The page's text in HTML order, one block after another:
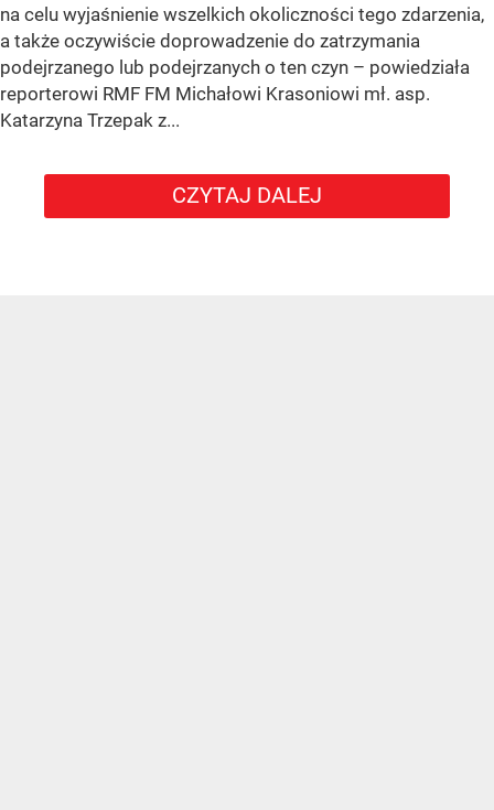
na celu wyjaśnienie wszelkich okoliczności tego zdarzenia,
a także oczywiście doprowadzenie do zatrzymania
podejrzanego lub podejrzanych o ten czyn – powiedziała
reporterowi RMF FM Michałowi Krasoniowi mł. asp.
Katarzyna Trzepak z...
CZYTAJ DALEJ